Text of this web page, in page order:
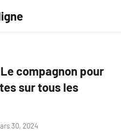
compagnon pour
sur tous les
30, 2024